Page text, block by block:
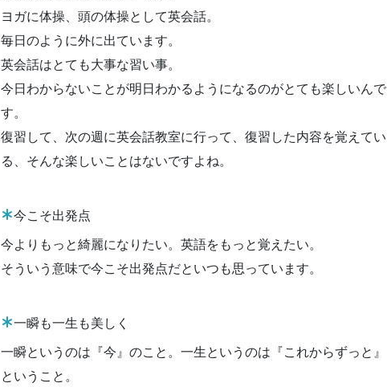
ヨガに体操、頭の体操として英会話。
毎日のように外に出ています。
英会話はとても大事な習い事。
今日わからないことが明日わかるようになるのがとても楽しいんで
す。
復習して、次の週に英会話教室に行って、復習した内容を覚えてい
る、そんな楽しいことはないですよね。
今こそ出発点
今よりもっと綺麗になりたい。英語をもっと覚えたい。
そういう意味で今こそ出発点だといつも思っています。
一瞬も一生も美しく
一瞬というのは『今』のこと。一生というのは『これからずっと』
ということ。